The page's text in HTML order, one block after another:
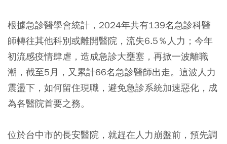
根據急診醫學會統計，2024年共有139名急診科醫
師轉往其他科別或離開醫院，流失6.5％人力；今年
初流感疫情肆虐，造成急診大壅塞，再掀一波離職
潮，截至5月，又累計66名急診醫師出走。這波人力
震盪下，如何留住現職，避免急診系統加速惡化，成
為各醫院首要之務。
位於台中市的長安醫院，就趕在人力崩盤前，預先調